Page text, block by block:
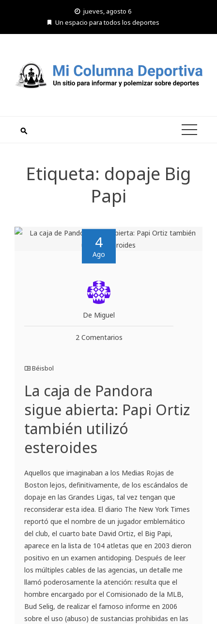
jueves, agosto 6
Un espacio para todos los deportes
Etiqueta: dopaje Big
Papi
4
Ago
De Miguel
2 Comentarios
Béisbol
La caja de Pandora
sigue abierta: Papi Ortiz
también utilizó
esteroides
Aquellos que imaginaban a los Medias Rojas de
Boston lejos, definitivamente, de los escándalos de
dopaje en las Grandes Ligas, tal vez tengan que
reconsiderar esta idea. El diario The New York Times
reportó que el nombre de un jugador emblemático
del club, el cuarto bate David Ortiz, el Big Papi,
aparece en la lista de 104 atletas que en 2003 dieron
positivo en un examen antidoping. Después de leer
los múltiples cables de las agencias, un detalle me
llamó poderosamente la atención: resulta que el
hombre encargado por el Comisionado de la MLB,
Bud Selig, de realizar el famoso informe en 2006
sobre el uso (abuso) de sustancias prohibidas en las